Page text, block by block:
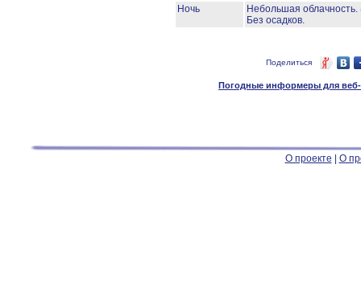
Ночь
Небольшая облачность.
Без осадков.
Поделиться
Погодные информеры для веб-
О проекте О